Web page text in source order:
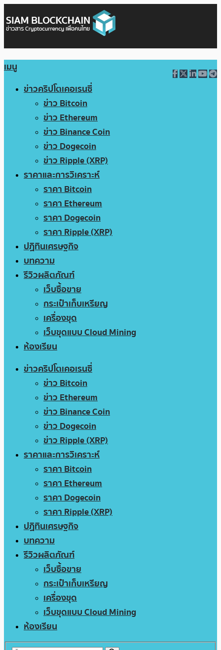
เมนู
ข่าวคริปโตเคอเรนซี่
ข่าว Bitcoin
ข่าว Ethereum
ข่าว Binance Coin
ข่าว Dogecoin
ข่าว Ripple (XRP)
ราคาและการวิเคราะห์
ราคา Bitcoin
ราคา Ethereum
ราคา Dogecoin
ราคา Ripple (XRP)
ปฏิทินเศรษฐกิจ
บทความ
รีวิวผลิตภัณฑ์
เว็บซื้อขาย
กระเป๋าเก็บเหรียญ
เครื่องขุด
เว็บขุดแบบ Cloud Mining
ห้องเรียน
ข่าวคริปโตเคอเรนซี่
ข่าว Bitcoin
ข่าว Ethereum
ข่าว Binance Coin
ข่าว Dogecoin
ข่าว Ripple (XRP)
ราคาและการวิเคราะห์
ราคา Bitcoin
ราคา Ethereum
ราคา Dogecoin
ราคา Ripple (XRP)
ปฏิทินเศรษฐกิจ
บทความ
รีวิวผลิตภัณฑ์
เว็บซื้อขาย
กระเป๋าเก็บเหรียญ
เครื่องขุด
เว็บขุดแบบ Cloud Mining
ห้องเรียน